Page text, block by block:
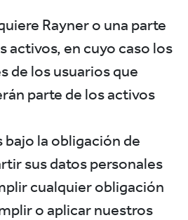
Rayner o una parte
activos, en cuyo caso los
de los usuarios que
parte de los activos
la obligación de
sus datos personales
cualquier obligación
o aplicar nuestros